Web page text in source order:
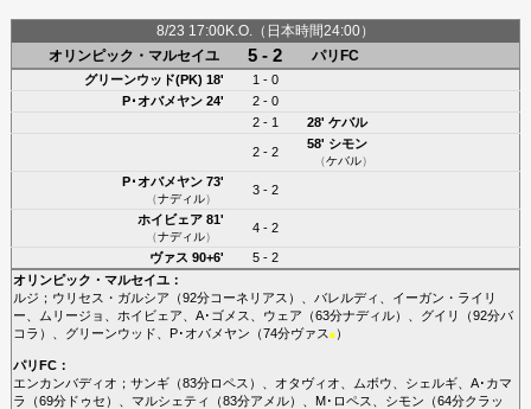
8/23 17:00K.O.（日本時間24:00）
オリンピック・マルセイユ
5 - 2 パリFC
グリーンウッド(PK) 18'
1 - 0
P･オバメヤン24'
2 - 0
2 - 1
28' ケバル
2 - 2
58' シモン
（ケバル）
P･オバメヤン73'
（ナディル）
3 - 2
ホイビェア81'
（ナディル）
4 - 2
ヴァス 90+6'
5 - 2
オリンピック・マルセイユ：
ルジ ； ウリセス・ガルシア （92分コーネリアス ）、 バレルディ
イーガン・ライリ
ー
ムリージョ ホイビェア A･ゴメス ウェア （63分ナディル）、 グイリ （92分バ
コラ ）、 グリーンウッド P･オバメヤン （74分ヴァス ■）
パリFC：
エンカンバディオ ； サンギ（83分ロペス ）、 オタヴィオ ムボウ シェルギ、 A･カマ
ラ
（69分ドゥセ ）、 マルシェティ （83分アメル）、 M･ロペス シモン （64分クラッ